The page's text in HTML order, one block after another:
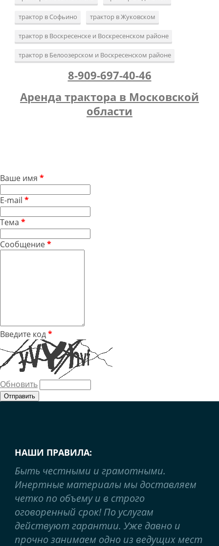
трактор в Софьино трактор в Жуковском
трактор в Воскресенске и Воскресенском районе
трактор в Белоозерском и Воскресенском районе
8-909-697-40-46
Аренда трактора в Московской
области
Ваше имя *
E-mail *
Тема *
Сообщение*
Введите код*
Обновить
НАШИ ПРАВИЛА:
Быть честными и грамотными.
Инертные материалы мы доставляем
четко по объему и в строго
оговоренный срок! По услугам
действуют гарантии. Уже давно и
прочно занимаем одно из ведущих мест